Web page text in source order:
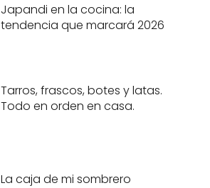
Japandi en la cocina: la
tendencia que marcará 2026
Tarros, frascos, botes y latas.
Todo en orden en casa.
La caja de mi sombrero